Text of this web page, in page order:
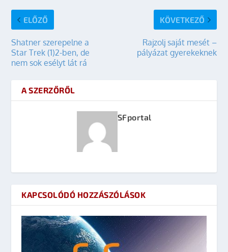
ELŐZŐ
Shatner szerepelne a
Star Trek (1)2-ben, de
nem sok esélyt lát rá
KÖVETKEZŐ
Rajzolj saját mesét –
pályázat gyerekeknek
A SZERZŐRŐL
SFportal
KAPCSOLÓDÓ HOZZÁSZÓLÁSOK